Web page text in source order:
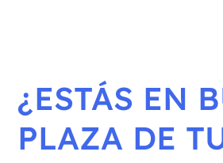
¿ESTÁS EN
PLAZA DE